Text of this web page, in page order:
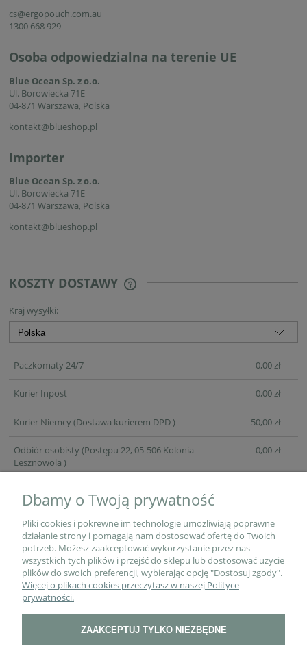
cs@ergopouch.com.au
1300 668 929
Osoba odpowiedzialna na terenie UE
Blue Ocean Sp. z o.o.
Ul. Borowiecka 71E
04-871 Warszawa, Polska
kontakt@blueshop.pl
Importer
Blue Ocean Sp. z o.o.
Ul. Borowiecka 71E
04-871 Warszawa, Polska
kontakt@blueshop.pl
KOSZTY DOSTAWY
Kraj wysyłki:
Paczkomaty 24/7 0,00 zł
Kurier Inpost 0,00 zł
Kurier Niemcy(Dostawa kurierem DPD ) 50,00 zł
Odbiór osobisty(Postępu 22, 05-506 Kolonia
Lesznowola )
0,00 zł
O NAS
PŁATNOŚCI I DOSTAWA
Dbamy o Twoją prywatność
Pliki cookies i pokrewne im technologie umożliwiają poprawne
działanie strony i pomagają nam dostosować ofertę do Twoich
potrzeb. Możesz zaakceptować wykorzystanie przez nas
wszystkich tych plików i przejść do sklepu lub dostosować użycie
plików do swoich preferencji, wybierając opcję "Dostosuj zgody".
Więcej o plikach cookies przeczytasz w naszej Polityce
prywatności.
ZAAKCEPTUJ TYLKO NIEZBĘDNE